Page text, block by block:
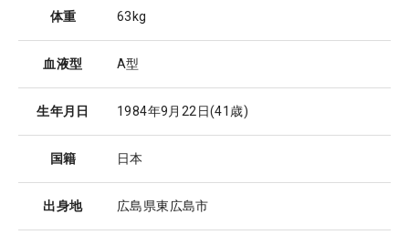
体重 63kg
血液型 A型
生年月日 1984年9月22日(41歳)
国籍 日本
出身地 広島県東広島市